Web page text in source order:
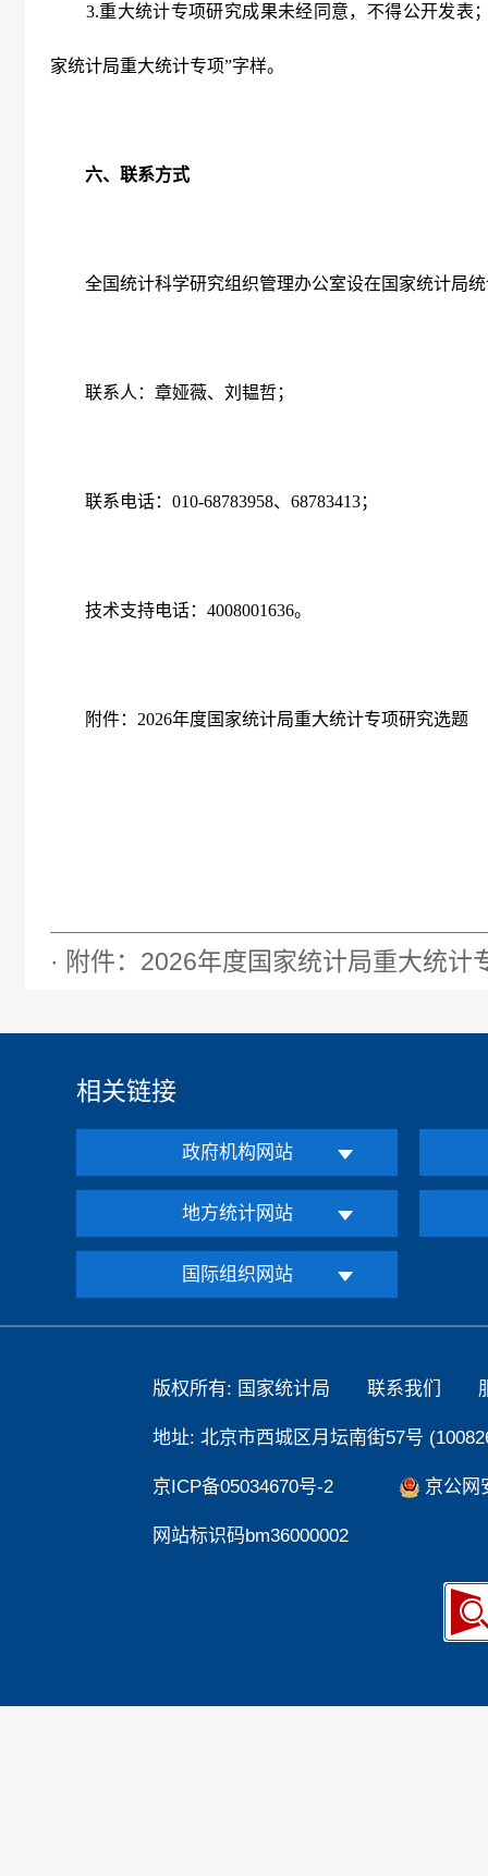
3.重大统计专项研究成果未经同意，不得公开发表
家统计局重大统计专项”字样。
六、联系方式
全国统计科学研究组织管理办公室设在国家统计局统
联系人：章娅薇、刘韫哲；
联系电话： 010-68783958、 68783413；
技术支持电话： 4008001636。
附件： 2026年度国家统计局重大统计专项研究选题
· 附件：2026年度国家统计局重大统计
相关链接
政府机构网站
地方统计网站
国际组织网站
版权所有: 国家统计局 联系我们
地址: 北京市西城区月坛南街57号
京ICP备05034670号-2 京公网
网站标识码bm36000002